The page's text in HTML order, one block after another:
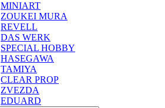
MINIART
ZOUKEI MURA
REVELL
DAS WERK
SPECIAL HOBBY
HASEGAWA
TAMIYA
CLEAR PROP
ZVEZDA
EDUARD